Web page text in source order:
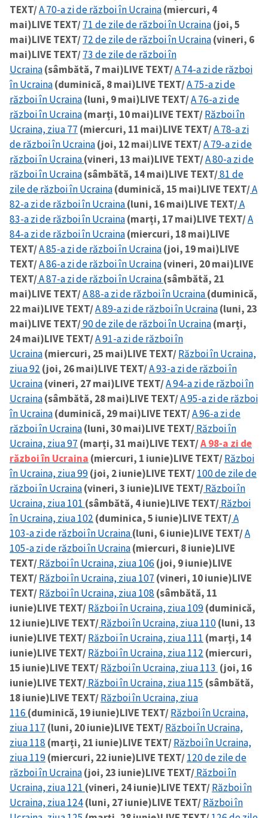
TEXT/A 70-a zi de război în Ucraina(miercuri, 4
mai)LIVE TEXT/71 de zile de război în Ucraina(joi, 5
mai)LIVE TEXT/72 de zile de război în Ucraina(vineri, 6
mai)LIVE TEXT/73 de zile de război în
Ucraina(sâmbătă, 7 mai)LIVE TEXT/A 74-a zi de război
în Ucraina(duminică, 8 mai)LIVE TEXT/A 75-a zi de
război în Ucraina(luni, 9 mai)LIVE TEXT/A 76-a zi de
război în Ucraina(marți, 10 mai)LIVE TEXT/Război în
Ucraina, ziua 77 (miercuri, 11 mai)LIVE TEXT/A 78-a zi
de război în Ucraina(joi, 12 mai)LIVE TEXT/A 79-a zi de
război în Ucraina(vineri, 13 mai)LIVE TEXT/A 80-a zi de
război în Ucraina(sâmbătă, 14 mai)LIVE TEXT/81 de
zile de război în Ucraina(duminică, 15 mai)LIVE TEXT/A
82-a zi de război în Ucraina(luni, 16 mai)LIVE TEXT/A
83-a zi de război în Ucraina(marți, 17 mai)LIVE TEXT/A
84-a zi de război în Ucraina(miercuri, 18 mai)LIVE
TEXT/A 85-a zi de război în Ucraina(joi, 19 mai)LIVE
TEXT/A 86-a zi de război în Ucraina(vineri, 20 mai)LIVE
TEXT/A 87-a zi de război în Ucraina(sâmbătă, 21
mai)LIVE TEXT/A 88-a zi de război în Ucraina(duminică,
22 mai)LIVE TEXT/A 89-a zi de război în Ucraina(luni, 23
mai)LIVE TEXT/90 de zile de război în Ucraina(marți,
24 mai)LIVE TEXT/A 91-a zi de război în
Ucraina(miercuri, 25 mai)LIVE TEXT/Război în Ucraina,
ziua 92 (joi, 26 mai)LIVE TEXT/A 93-a zi de război în
Ucraina(vineri, 27 mai)LIVE TEXT/A 94-a zi de război în
Ucraina(sâmbătă, 28 mai)LIVE TEXT/A 95-a zi de război
în Ucraina(duminică, 29 mai)LIVE TEXT/A 96-a zi de
război în Ucraina(luni, 30 mai)LIVE TEXT/Război în
Ucraina, ziua 97 (marți, 31 mai)LIVE TEXT/A 98-a zi de
război în Ucraina (miercuri, 1 iunie)LIVE TEXT/Război
în Ucraina, ziua 99(joi, 2 iunie)LIVE TEXT/100 de zile de
război în Ucraina(vineri, 3 iunie)LIVE TEXT/Război în
Ucraina, ziua 101 (sâmbătă, 4 iunie)LIVE TEXT/Război
în Ucraina, ziua 102 (duminica, 5 iunie)LIVE TEXT/A
103-a zi de război în Ucraina(luni, 6 iunie)LIVE TEXT/A
105-a zi de război în Ucraina(miercuri, 8 iunie)LIVE
TEXT/Război în Ucraina, ziua 106 (joi, 9 iunie)LIVE
TEXT/Război în Ucraina, ziua 107 (vineri, 10 iunie)LIVE
TEXT/Război în Ucraina, ziua 108 (sâmbătă, 11
iunie)LIVE TEXT/Război în Ucraina, ziua 109(duminică,
12 iunie)LIVE TEXT/Război în Ucraina, ziua 110(luni, 13
iunie)LIVE TEXT/Război în Ucraina, ziua 111 (marți, 14
iunie)LIVE TEXT/Război în Ucraina, ziua 112 (miercuri,
15 iunie)LIVE TEXT/Război în Ucraina, ziua 113 (joi, 16
iunie)LIVE TEXT/Război în Ucraina, ziua 115 (sâmbătă,
18 iunie)LIVE TEXT/Război în Ucraina, ziua
116 (duminică, 19 iunie)LIVE TEXT/Război în Ucraina,
ziua 117 (luni, 20 iunie)LIVE TEXT/Război în Ucraina,
ziua 118 (marți, 21 iunie)LIVE TEXT/Război în Ucraina,
ziua 119(miercuri, 22 iunie)LIVE TEXT/120 de zile de
război în Ucraina(joi, 23 iunie)LIVE TEXT/Război în
Ucraina, ziua 121 (vineri, 24 iunie)LIVE TEXT/Război în
Ucraina, ziua 124(luni, 27 iunie)LIVE TEXT/Război în
ȘTIREA MEA
Titlu știre
+ Adaugă titlu
Fotografie
+ Încarcă imagine
Link media
+ Link media
Mesajul știrei
+ Mesajul știrei